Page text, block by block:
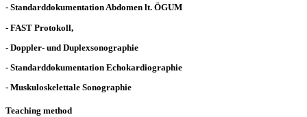
- Standarddokumentation Abdomen lt. ÖGUM
- FAST Protokoll,
- Doppler- und Duplexsonographie
- Standarddokumentation Echokardiographie
- Muskuloskelettale Sonographie
Teaching method